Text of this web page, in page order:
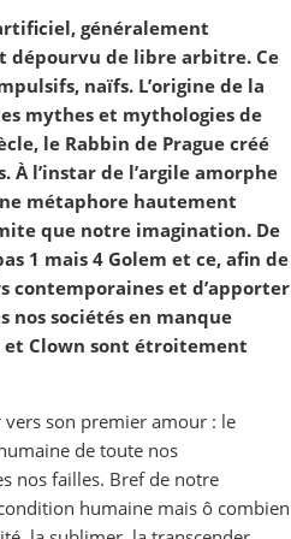
généralement
dépourvu de libre arbitre. Ce
naïfs. L’origine de la
mythes et mythologies de
le Rabbin de Prague créé
À l’instar de l’argile amorphe
métaphore hautement
que notre imagination. De
1 mais 4 Golem et ce, afin de
contemporaines et d’apporter
nos sociétés en manque
et Clown sont étroitement
son premier amour : le
de toute nos
nos failles. Bref de notre
humaine mais ô combien